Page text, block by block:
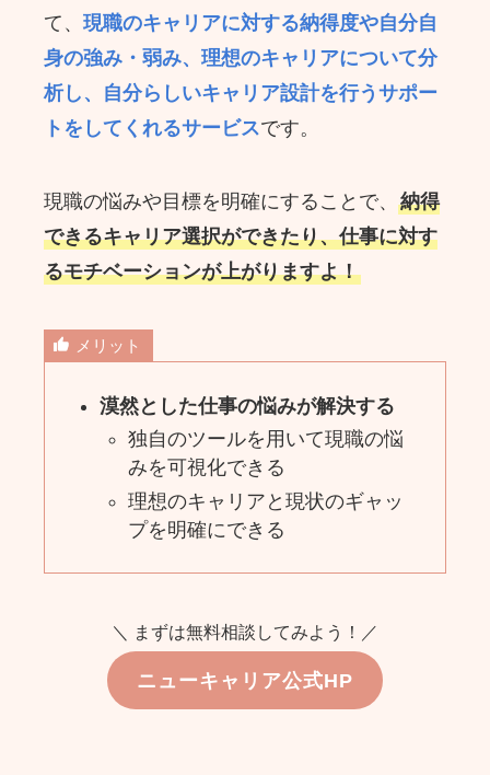
て、現職のキャリアに対する納得度や自分自
身の強み・弱み、理想のキャリアについて分
析し、自分らしいキャリア設計を行うサポー
トをしてくれるサービスです。
現職の悩みや目標を明確にすることで、納得
できるキャリア選択ができたり、仕事に対す
るモチベーションが上がりますよ！
メリット
漠然とした仕事の悩みが解決する
独自のツールを用いて現職の悩
みを可視化できる
理想のキャリアと現状のギャッ
プを明確にできる
＼ まずは無料相談してみよう！／
ニューキャリア公式HP